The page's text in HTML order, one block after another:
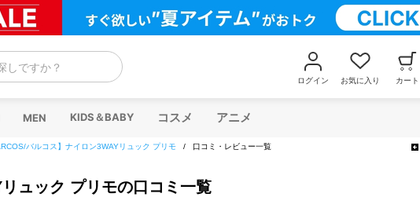
しですか？
ログイン お気に入り カート
MEN KIDS＆BABY コスメ アニメ
バルコス】ナイロン3WAYリュック プリモ / 口コミ・レビュー一覧
ュック プリモの口コミ一覧